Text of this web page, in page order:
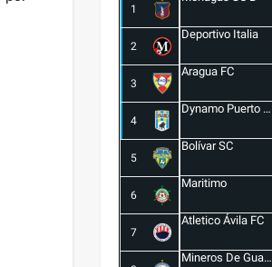
1
2
Deportivo Italia
3
Aragua FC
4
Dynamo Puerto FC
5
Bolívar SC
6
Maritimo
7
Atletico Ávila FC
Mineros De Guayana